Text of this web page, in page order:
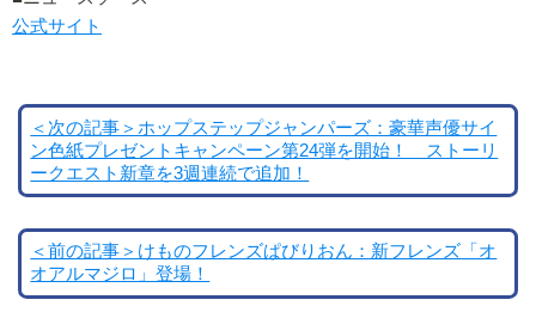
公式サイト
＜次の記事＞ホップステップジャンパーズ：豪華声優サイ
ン色紙プレゼントキャンペーン第24弾を開始！ ストーリ
ークエスト新章を3週連続で追加！
＜前の記事＞けものフレンズぱびりおん：新フレンズ「オ
オアルマジロ」登場！